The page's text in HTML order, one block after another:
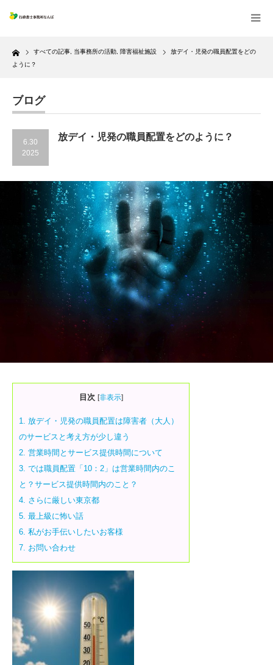
Home すべての記事 当事務所の活動 障害福祉施設
放デイ・児発の職員配置をどの
ように？
ブログ
6.30
2025
放デイ・児発の職員配置をどのように？
目次 [非表示]
1.
放デイ・児発の職員配置は障害者（大人）
のサービスと考え方が少し違う
2. 営業時間とサービス提供時間について
3. では職員配置「10：2」は営業時間内のこ
と？サービス提供時間内のこと？
4. さらに厳しい東京都
5. 最上級に怖い話
6. 私がお手伝いしたいお客様
7. お問い合わせ